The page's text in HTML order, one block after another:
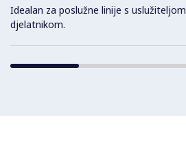
Idealan za poslužne linije s uslužiteljom
djelatnikom.